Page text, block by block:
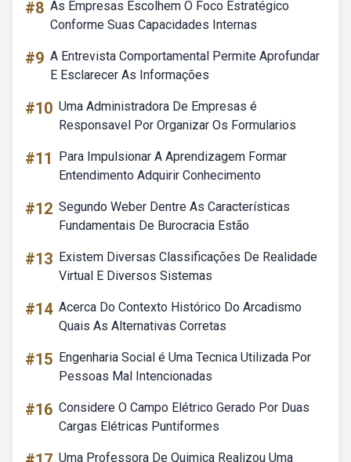
#8 As Empresas Escolhem O Foco Estratégico
Conforme Suas Capacidades Internas
#9 A Entrevista Comportamental Permite Aprofundar
E Esclarecer As Informações
#10 Uma Administradora De Empresas é
Responsavel Por Organizar Os Formularios
#11
Para Impulsionar A Aprendizagem Formar
Entendimento Adquirir Conhecimento
#12 Segundo Weber Dentre As Características
Fundamentais De Burocracia Estão
#13 Existem Diversas Classificações De Realidade
Virtual E Diversos Sistemas
#14 Acerca Do Contexto Histórico Do Arcadismo
Quais As Alternativas Corretas
#15 Engenharia Social é Uma Tecnica Utilizada Por
Pessoas Mal Intencionadas
#16 Considere O Campo Elétrico Gerado Por Duas
Cargas Elétricas Puntiformes
Uma Professora De Quimica Realizou Uma